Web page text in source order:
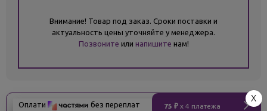
Внимание! Товар под заказ. Сроки поставки и
актуальность цены уточняйте у менеджера.
Позвоните или напишите нам!
Оплати без переплат 75 ₽ x 4 платежа
X